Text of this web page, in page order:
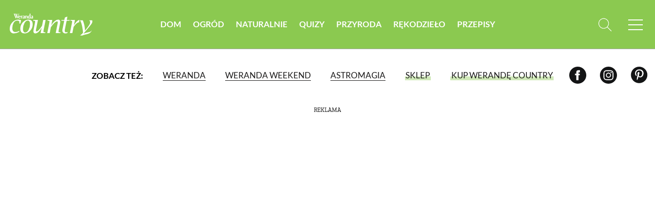
DOM OGRÓD NATURALNIE QUIZY PRZYRODA RĘKODZIEŁO PRZEPISY
ZOBACZ TEŻ: WERANDA WERANDA WEEKEND ASTROMAGIA SKLEP KUP WERANDĘ COUNTRY
REKLAMA